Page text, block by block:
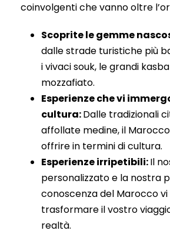
coinvolgenti che vanno oltre
Scoprite le gemme
dalle strade turistiche più
i vivaci souk, le grandi
mozzafiato.
Esperienze che vi
cultura:Dalle tradizionali
affollate medine, il
offrire in termini di cultura.
Esperienze irripetibili:Il
personalizzato e la nostra
conoscenza del Marocco
trasformare il vostro
realtà.